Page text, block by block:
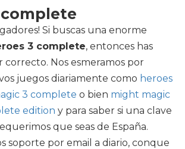
complete
Si buscas una enorme
3 complete, entonces has
correcto. Nos esmeramos por
juegos diariamente como heroes
3 complete o bien might magic
edition y para saber si una clave
que seas de España.
soporte por email a diario, conque